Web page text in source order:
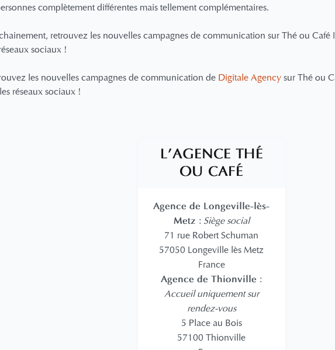
complètement différentes mais tellement complémentaires.
retrouvez les nouvelles campagnes de communication sur Thé ou Café
sociaux !
les nouvelles campagnes de communication de Digitale Agencysur Thé ou
réseaux sociaux !
L'AGENCE THÉ
OU CAFÉ
Agence de Longeville-lès-
Metz : Siège social
71 rue Robert Schuman
57050 Longeville lès Metz
France
Agence de Thionville :
Accueil uniquement sur
rendez-vous
5 Place au Bois
57100 Thionville